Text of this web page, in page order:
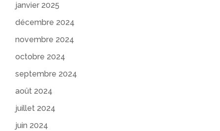
janvier 2025
décembre 2024
novembre 2024
octobre 2024
septembre 2024
août 2024
juillet 2024
juin 2024